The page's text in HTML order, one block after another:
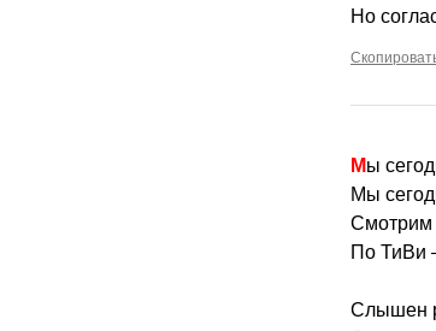
Но
Мы
Мы
Смотрим
По ТиВи
Слышен